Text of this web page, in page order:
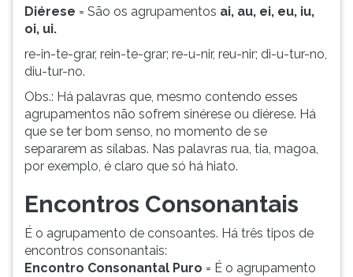
Diérese = São os agrupamentos ai, au, ei, eu, iu,
oi, ui.
re-in-te-grar, rein-te-grar; re-u-nir, reu-nir; di-u-tur-no,
diu-tur-no.
Obs.: Há palavras que, mesmo contendo esses
agrupamentos não sofrem sinérese ou diérese. Há
que se ter bom senso, no momento de se
separarem as sílabas. Nas palavras rua, tia, magoa,
por exemplo, é claro que só há hiato.
Encontros Consonantais
É o agrupamento de consoantes. Há três tipos de
encontros consonantais:
Encontro Consonantal Puro = É o agrupamento